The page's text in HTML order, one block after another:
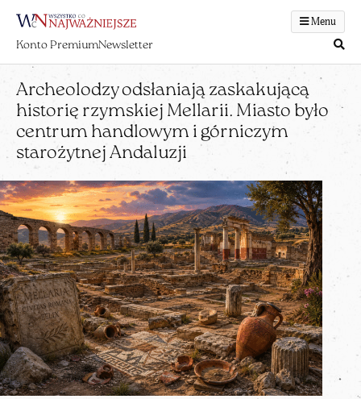
Menu
Konto PremiumNewsletter
Archeolodzy odsłaniają zaskakującą
historię rzymskiej Mellarii. Miasto było
centrum handlowym i górniczym
starożytnej Andaluzji